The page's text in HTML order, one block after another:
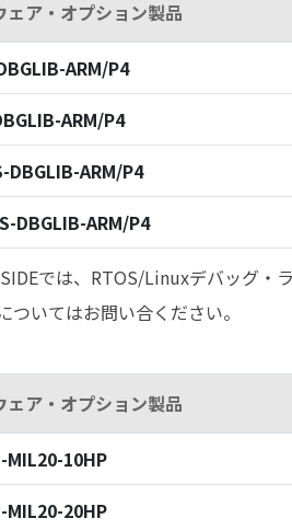
ェア・オプション製品
ARM/P4
ARM/P4
DBGLIB-ARM/P4
DBGLIB-ARM/P4
では、RTOS/Linuxデバッグ・
いてはお問い合ください。
ェア・オプション製品
MIL20-10HP
MIL20-20HP